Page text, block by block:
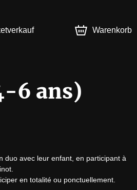
Warenkorb
6 ans)
duo avec leur enfant, en participant à
en totalité ou ponctuellement.